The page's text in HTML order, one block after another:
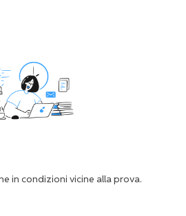
in condizioni vicine alla prova.